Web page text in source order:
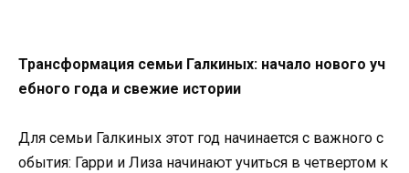
Трансформация семьи Галкиных: начало нового уч
ебного года и свежие истории
Для семьи Галкиных этот год начинается с важного с
обытия: Гарри и Лиза начинают учиться в четвертом к